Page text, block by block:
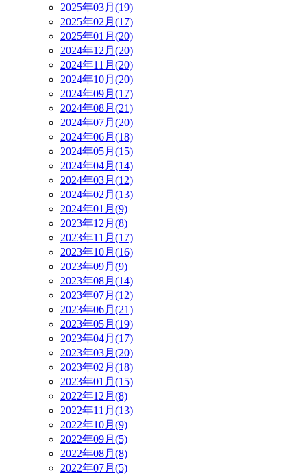
2025年03月(19)
2025年02月(17)
2025年01月(20)
2024年12月(20)
2024年11月(20)
2024年10月(20)
2024年09月(17)
2024年08月(21)
2024年07月(20)
2024年06月(18)
2024年05月(15)
2024年04月(14)
2024年03月(12)
2024年02月(13)
2024年01月(9)
2023年12月(8)
2023年11月(17)
2023年10月(16)
2023年09月(9)
2023年08月(14)
2023年07月(12)
2023年06月(21)
2023年05月(19)
2023年04月(17)
2023年03月(20)
2023年02月(18)
2023年01月(15)
2022年12月(8)
2022年11月(13)
2022年10月(9)
2022年09月(5)
2022年08月(8)
2022年07月(5)